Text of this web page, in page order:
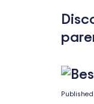
Published: